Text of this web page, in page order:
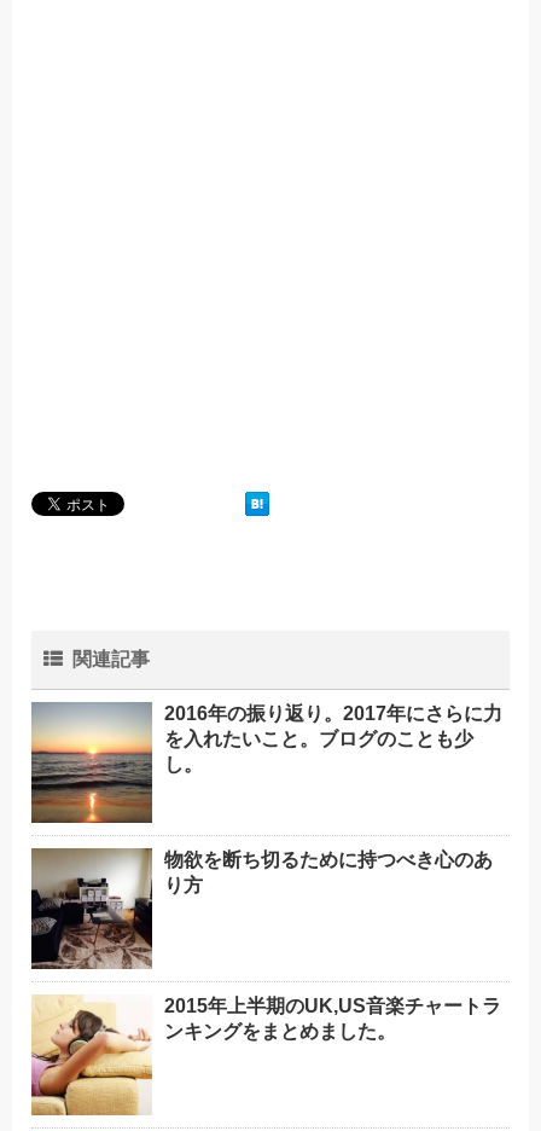
関連記事
2016年の振り返り。2017年にさらに力
を入れたいこと。ブログのことも少
し。
物欲を断ち切るために持つべき心のあ
り方
2015年上半期のUK,US音楽チャートラ
ンキングをまとめました。